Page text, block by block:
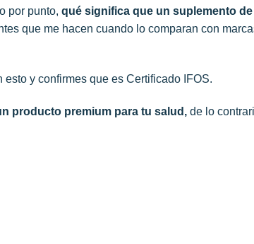
por punto, qué significa que un suplemento de
que me hacen cuando lo comparan con
y confirmes que es Certificado IFOS.
producto premium para tu salud,de lo